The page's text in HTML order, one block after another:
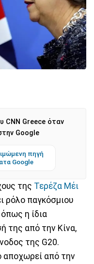
CNN Greece όταν
Google
πηγή
Google
της Τερέζα Μέι
ρόλο παγκόσμιου
η ίδια
της από την Κίνα,
της G20.
αποχωρεί από την